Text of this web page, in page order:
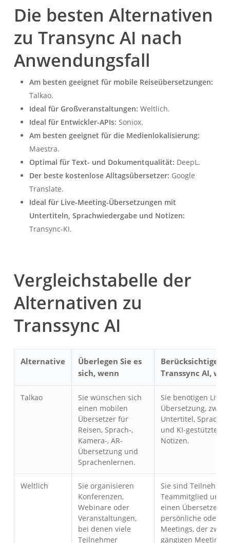
Die besten Alternativen
zu Transync AI nach
Anwendungsfall
Am besten geeignet für mobile Reiseübersetzungen:
Talkao.
Ideal für Großveranstaltungen: Weltlich.
Ideal für Entwickler-APIs: Soniox.
Am besten geeignet für die Medienlokalisierung:
Maestra.
Optimal für Text- und Dokumentqualität: DeepL.
Der beste kostenlose Alltagsübersetzer: Google
Translate.
Ideal für Live-Meeting-Übersetzungen mit
Untertiteln, Sprachwiedergabe und Notizen:
Transync-KI.
Vergleichstabelle der
Alternativen zu
Transsync AI
Alternative
Überlegen Sie es
sich, wenn
Berücksichtigen
Transsync AI,
Talkao
Sie wünschen sich
einen mobilen
Übersetzer für
Reisen, Sprach-,
Kamera-, AR-
Übersetzung und
Sprachenlernen.
Sie benötigen Live-
Übersetzung,
Untertitel,
und KI-gestützte
Notizen.
Weltlich
Sie organisieren
Konferenzen,
Webinare oder
Veranstaltungen,
bei denen viele
Teilnehmer
Sie sind
Teammitglied und
einen Übersetzer
persönliche oder
Meetings, der
gängigen Meeting-